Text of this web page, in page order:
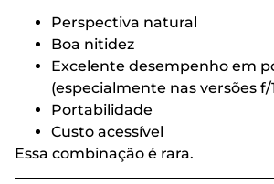
Perspectiva natural
Boa nitidez
Excelente desempenho em
(especialmente nas versões f/
Portabilidade
Custo acessível
Essa combinação é rara.